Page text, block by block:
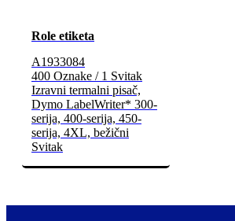
Role etiketa
A1933084
400 Oznake / 1 Svitak
Izravni termalni pisač,
Dymo LabelWriter* 300-
serija, 400-serija, 450-
serija, 4XL, bežični
Svitak